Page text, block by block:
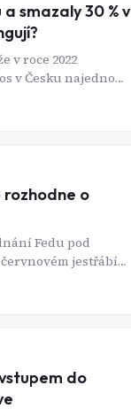
smazaly 30 % v
v roce 2022
v Česku najednou
a proč ceny
rozhodne o
Fedu pod
jestřábím
jedno zvýšení
do